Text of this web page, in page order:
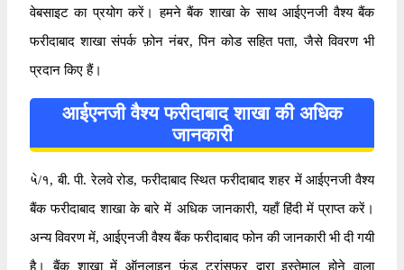
वेबसाइट का प्रयोग करें। हमने बैंक शाखा के साथ आईएनजी वैश्य बैंक
फरीदाबाद शाखा संपर्क फ़ोन नंबर, पिन कोड सहित पता, जैसे विवरण भी
प्रदान किए हैं।
आईएनजी वैश्य फरीदाबाद शाखा की अधिक
जानकारी
५े/१, बी. पी. रेलवे रोड, फरीदाबाद स्थित फरीदाबाद शहर में आईएनजी वैश्य
बैंक फरीदाबाद शाखा के बारे में अधिक जानकारी, यहाँ हिंदी में प्राप्त करें।
अन्य विवरण में, आईएनजी वैश्य बैंक फरीदाबाद फोन की जानकारी भी दी गयी
है। बैंक शाखा में ऑनलाइन फंड ट्रांसफर द्वारा इस्तेमाल होने वाला